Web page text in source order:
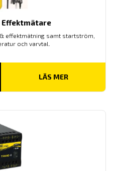
Effektmätare
effektmätning samt startström,
och varvtal.
LÄS MER